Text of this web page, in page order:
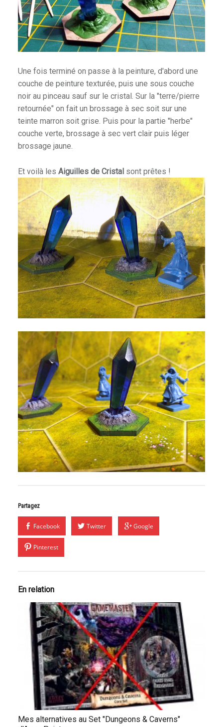
Une fois terminé on passe à la peinture, d'abord une
couche de peinture texturée, puis une sous couche
noir au pinceau sauf sur le cristal. Sur la "terre/pierre
retournée" on fait un brossage à sec soit sur une
teinte marron soit grise. Puis pour la partie "herbe"
couche verte, brossage à sec vert clair puis léger
brossage jaune.
Et voilà les Aiguilles de Cristal sont prêtes !
Partagez
Facebook Twitter Google
Pinterest
En relation
Mes alternatives au Set "Dungeons & Caverns"